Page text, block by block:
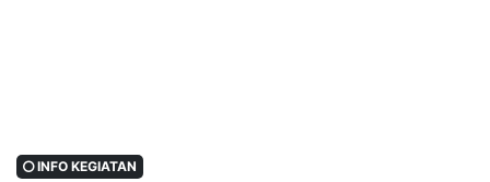
INFO KEGIATAN